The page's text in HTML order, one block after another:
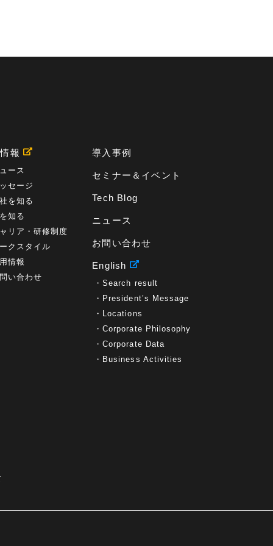
報
ース
セージ
を知る
知る
リア・研修制度
クスタイル
情報
い合わせ
導入事例
セミナー＆イベント
Tech Blog
ニュース
お問い合わせ
English
Search result
President’s Message
Locations
Corporate Philosophy
Corporate Data
Business Activities